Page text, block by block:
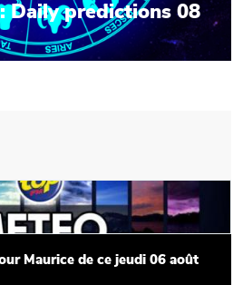
Daily predictions 08
Maurice de ce jeudi 06 août